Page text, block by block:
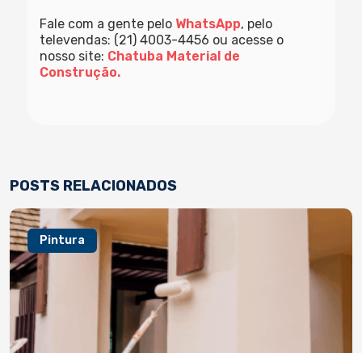
Fale com a gente pelo WhatsApp, pelo
televendas: (21) 4003-4456 ou acesse o
nosso site: Chatuba Material de
Construção.
POSTS RELACIONADOS
Pintura